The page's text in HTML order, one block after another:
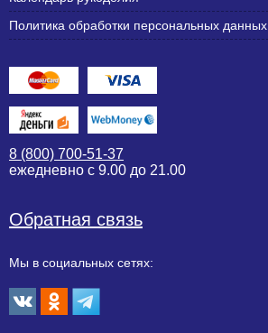
Политика обработки персональных данных
8 (800) 700-51-37
ежедневно с 9.00 до 21.00
Обратная связь
Мы в социальных сетях: